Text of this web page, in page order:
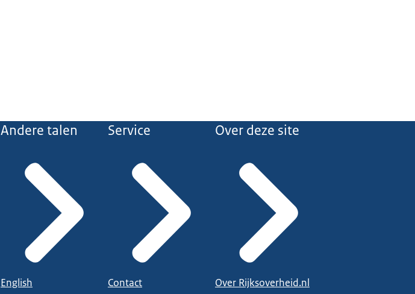
Andere talen
English
Service
Contact
Over deze site
Over Rijksoverheid.nl